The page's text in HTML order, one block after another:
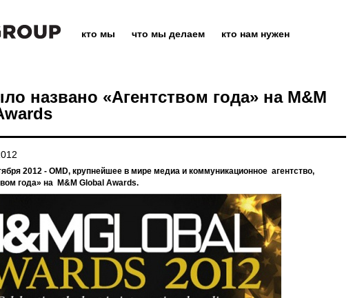
кто мы что мы делаем кто нам нужен
названо «Агентством года» на M&M
2012 - OMD, крупнейшее в мире медиа и коммуникационное агентство,
года» на M&M Global Awards.